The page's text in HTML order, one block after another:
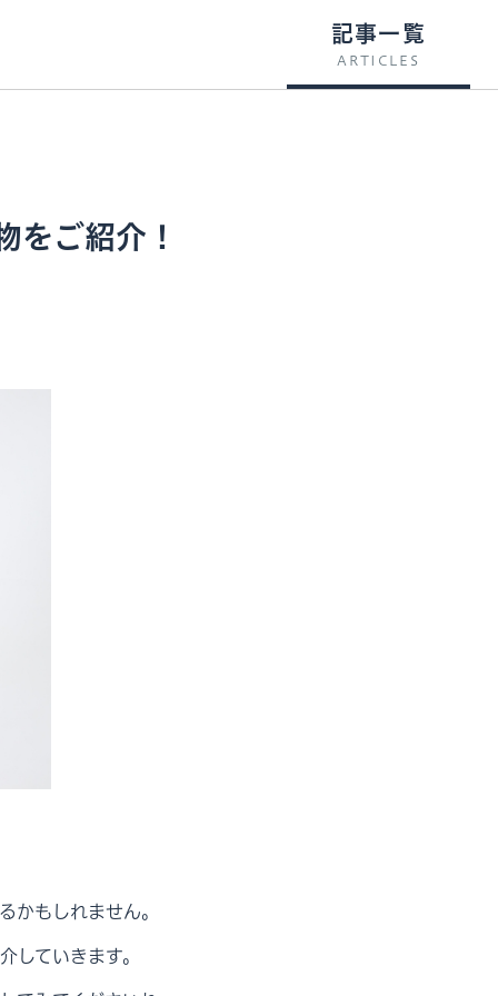
記事一覧
ARTICLES
をご紹介！
かもしれません。
していきます。